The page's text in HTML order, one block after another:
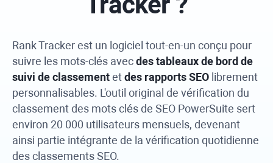
Rank Trackerest un logiciel tout-en-un conçu pour
suivre les mots-clés avecdes tableaux de bord de
suivi de classementetdes rapports SEO librement
personnalisables. L'outil original de vérification du
classement des mots clés de SEO PowerSuite sert
environ 20 000 utilisateurs mensuels, devenant
ainsi partie intégrante de la vérification quotidienne
des classements SEO.